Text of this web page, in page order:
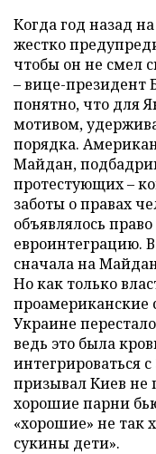
Когда год назад
жестко
чтобы он не смел
– вице-президент
понятно, что для
мотивом,
порядка.
Майдан,
протестующих –
заботы о правах
объявлялось
евроинтеграцию.
сначала на
Но как только
проамериканские
Украине
ведь это была
интегрироваться
призывал Киев не
хорошие парни
«хорошие» не так
сукины дети».